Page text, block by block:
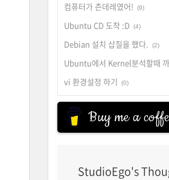
컴퓨터가 츤데레였어! (9)
Ubuntu CD 도착 :D
(4)
Debian 설치 삽질을 했다.
(2)
Ubuntu에서 Kernel분석할때
vi 환경설정 하기
(0)
Buy me a
StudioEgo's